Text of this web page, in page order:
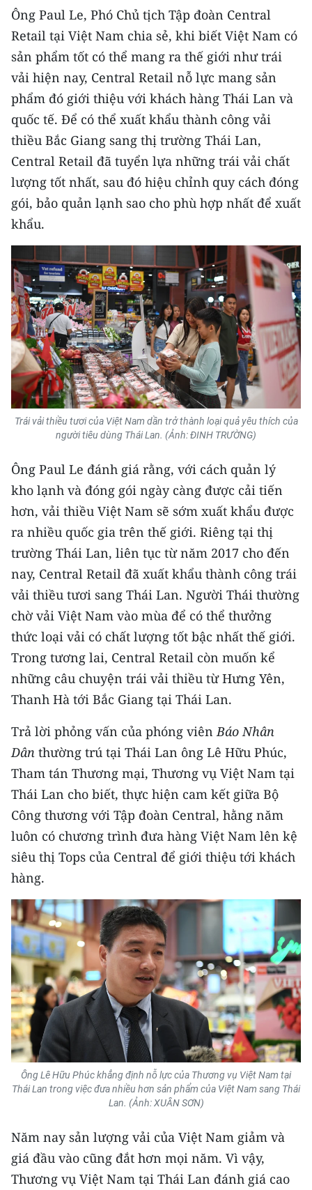
Ông Paul Le, Phó Chủ tịch Tập đoàn Central
Retail tại Việt Nam chia sẻ, khi biết Việt Nam có
sản phẩm tốt có thể mang ra thế giới như trái
vải hiện nay, Central Retail nỗ lực mang sản
phẩm đó giới thiệu với khách hàng Thái Lan và
quốc tế. Để có thể xuất khẩu thành công vải
thiều Bắc Giang sang thị trường Thái Lan,
Central Retail đã tuyển lựa những trái vải chất
lượng tốt nhất, sau đó hiệu chỉnh quy cách đóng
gói, bảo quản lạnh sao cho phù hợp nhất để xuất
khẩu.
Trái vải thiều tươi của Việt Nam dần trở thành loại quả yêu thích của
người tiêu dùng Thái Lan. (Ảnh: ĐINH TRƯỜNG)
Ông Paul Le đánh giá rằng, với cách quản lý
kho lạnh và đóng gói ngày càng được cải tiến
hơn, vải thiều Việt Nam sẽ sớm xuất khẩu được
ra nhiều quốc gia trên thế giới. Riêng tại thị
trường Thái Lan, liên tục từ năm 2017 cho đến
nay, Central Retail đã xuất khẩu thành công trái
vải thiều tươi sang Thái Lan. Người Thái thường
chờ vải Việt Nam vào mùa để có thể thưởng
thức loại vải có chất lượng tốt bậc nhất thế giới.
Trong tương lai, Central Retail còn muốn kể
những câu chuyện trái vải thiều từ Hưng Yên,
Thanh Hà tới Bắc Giang tại Thái Lan.
Trả lời phỏng vấn của phóng viênBáo Nhân
Dân thường trú tại Thái Lan ông Lê Hữu Phúc,
Tham tán Thương mại, Thương vụ Việt Nam tại
Thái Lan cho biết, thực hiện cam kết giữa Bộ
Công thương với Tập đoàn Central, hằng năm
luôn có chương trình đưa hàng Việt Nam lên kệ
siêu thị Tops của Central để giới thiệu tới khách
hàng.
Ông Lê Hữu Phúc khẳng định nỗ lực của Thương vụ Việt Nam tại
Thái Lan trong việc đưa nhiều hơn sản phẩm của Việt Nam sang Thái
Lan. (Ảnh: XUÂN SƠN)
Năm nay sản lượng vải của Việt Nam giảm và
giá đầu vào cũng đắt hơn mọi năm. Vì vậy,
Thương vụ Việt Nam tại Thái Lan đánh giá cao